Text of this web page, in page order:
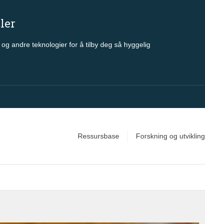
andre teknologier for å tilby deg så hyggelig
Ressursbase Forskning og utvikling